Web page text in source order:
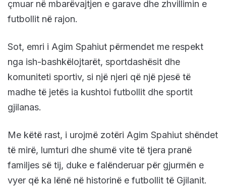
çmuar në mbarëvajtjen e garave dhe zhvillimin e
futbollit në rajon.
Sot, emri i Agim Spahiut përmendet me respekt
nga ish-bashkëlojtarët, sportdashësit dhe
komuniteti sportiv, si një njeri që një pjesë të
madhe të jetës ia kushtoi futbollit dhe sportit
gjilanas.
Me këtë rast, i urojmë zotëri Agim Spahiut shëndet
të mirë, lumturi dhe shumë vite të tjera pranë
familjes së tij, duke e falënderuar për gjurmën e
vyer që ka lënë në historinë e futbollit të Gjilanit.